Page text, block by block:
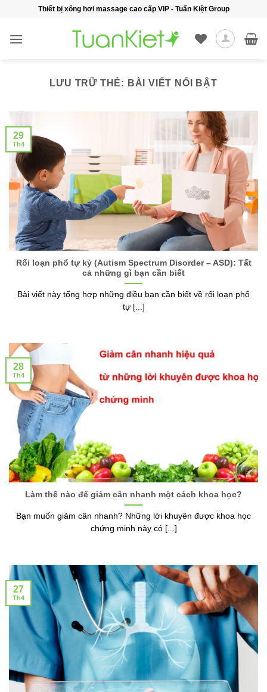
nội
Thiết bị xông hơi massage cao cấp VIP - Tuấn Kiệt Group
LƯU TRỮ THẺ: BÀI VIẾT NỔI BẬT
Rối loạn phổ tự kỷ (Autism Spectrum Disorder – ASD): Tất
cả những gì bạn cần biết
Bài viết này tổng hợp những điều bạn cần biết về rối loạn phổ
tự [...]
29
Th4
Làm thế nào để giảm cân nhanh một cách khoa học?
Bạn muốn giảm cân nhanh? Những lời khuyên được khoa học
chứng minh này có [...]
28
Th4
27
Th4